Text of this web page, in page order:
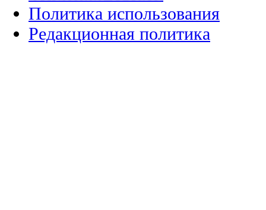
Политика использования
Редакционная политика